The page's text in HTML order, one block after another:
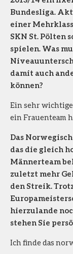
Bundesliga.
einer
SKN St. Pölten
spielen. Was
damit auch
können?
Ein sehr
ein Frauenteam
Das
das die gleich
Männerteam
zuletzt mehr
den Streik.
hierzulande
stehen Sie
Ich finde das